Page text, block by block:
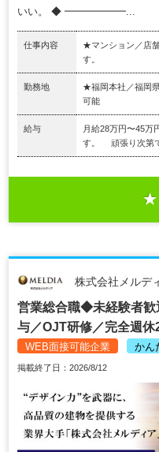
いい。 ◆ ━━━━━━...
仕事内容
★マンション／店
す。
勤務地
★福岡本社／福岡
可能
給与
月給28万円〜45万
す。 頑張り次第
株式会社メルデ
営業総合職◆未経験者歓
与／OJT研修／完全週
WEB面接可能企業
かん
掲載終了日：2026/8/12